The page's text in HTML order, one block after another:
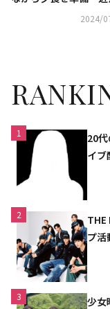
2024/
1
20
イ
2
THE
プ活
3
少女